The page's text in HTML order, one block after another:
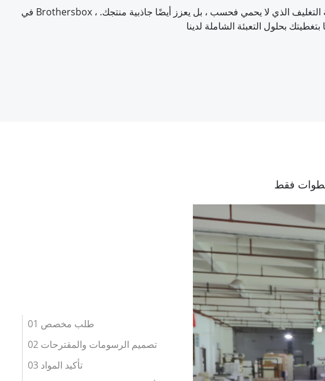
في Brothersbox ، نفهم الرحلة من مجرد مفهوم إلى منتج ملموس. يستخدم فريق الخبراء لدينا أحدث التقنيات والتصميم المبتكر في صناعة التغليف الذي لا يحمي فحسب ، بل يعزز أيضًا جاذبية منتجك.
01 طلب مخصص
02 تصميم الرسومات والمقترحات
03 تأكيد المواد